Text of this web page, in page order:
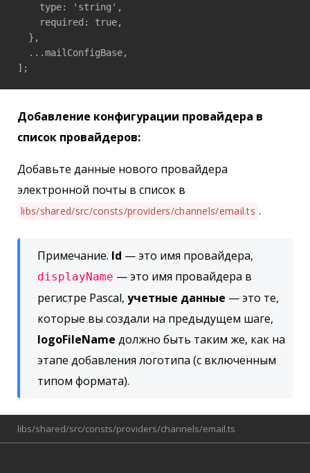
    type: 'string',
    required: true,
  },
  ...mailConfigBase,
];
Добавление конфигурации провайдера в
список провайдеров:
Добавьте данные нового провайдера
электронной почты в список в
libs/shared/src/consts/providers/channels/email.ts .
Примечание. Id — это имя провайдера,
displayName — это имя провайдера в
регистре Pascal, учетные данные — это те,
которые вы создали на предыдущем шаге,
logoFileName должно быть таким же, как на
этапе добавления логотипа (с включенным
типом формата).
libs/shared/src/consts/providers/channels/email.ts